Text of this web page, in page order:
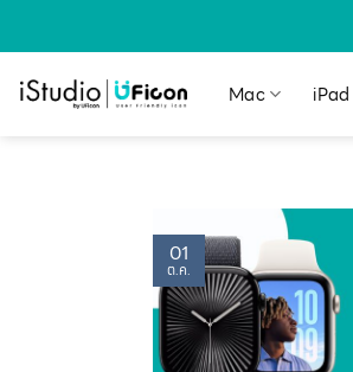
Mac iPad
01
ต.ค.